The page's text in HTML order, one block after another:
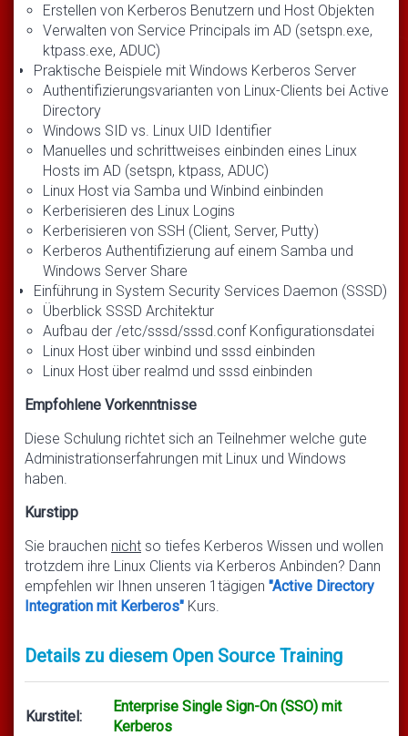
Erstellen von Kerberos Benutzern und Host Objekten
Verwalten von Service Principals im AD (setspn.exe,
ktpass.exe, ADUC)
Praktische Beispiele mit Windows Kerberos Server
Authentifizierungsvarianten von Linux-Clients bei Active
Directory
Windows SID vs. Linux UID Identifier
Manuelles und schrittweises einbinden eines Linux
Hosts im AD (setspn, ktpass, ADUC)
Linux Host via Samba und Winbind einbinden
Kerberisieren des Linux Logins
Kerberisieren von SSH (Client, Server, Putty)
Kerberos Authentifizierung auf einem Samba und
Windows Server Share
Einführung in System Security Services Daemon (SSSD)
Überblick SSSD Architektur
Aufbau der /etc/sssd/sssd.conf Konfigurationsdatei
Linux Host über winbind und sssd einbinden
Linux Host über realmd und sssd einbinden
Empfohlene Vorkenntnisse
Diese Schulung richtet sich an Teilnehmer welche gute
Administrationserfahrungen mit Linux und Windows
haben.
Kurstipp
Sie brauchen nicht so tiefes Kerberos Wissen und wollen
trotzdem ihre Linux Clients via Kerberos Anbinden? Dann
empfehlen wir Ihnen unseren 1tägigen "Active Directory
Integration mit Kerberos" Kurs.
Details zu diesem Open Source Training
Kurstitel:
Enterprise Single Sign-On (SSO) mit
Kerberos